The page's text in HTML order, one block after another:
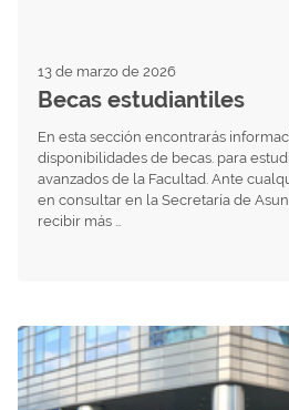
13 de marzo de 2026
Becas estudiantiles
En esta sección encontrarás
disponibilidades de becas. para
avanzados de la Facultad. Ante
en consultar en la Secretaría de
recibir más …